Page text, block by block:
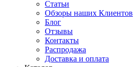
Статьи
Обзоры наших Клиентов
Блог
Отзывы
Контакты
Распродажа
Доставка и оплата